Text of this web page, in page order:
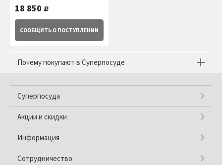
18 850 руб.
СООБЩИТЬ О ПОСТУПЛЕНИИ
Почему покупают в Суперпосуде
Суперпосуда
Акции и скидки
Информация
Сотрудничество